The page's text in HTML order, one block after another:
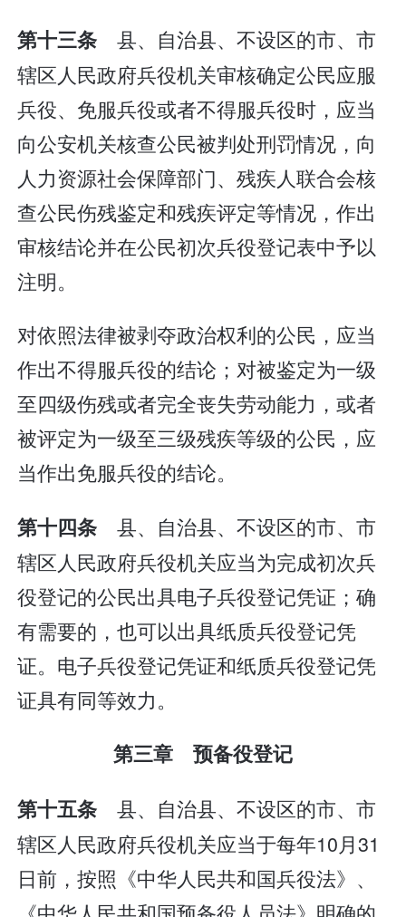
第十三条县、自治县、不设区的市、市
辖区人民政府兵役机关审核确定公民应服
兵役、免服兵役或者不得服兵役时，应当
向公安机关核查公民被判处刑罚情况，向
人力资源社会保障部门、残疾人联合会核
查公民伤残鉴定和残疾评定等情况，作出
审核结论并在公民初次兵役登记表中予以
注明。
对依照法律被剥夺政治权利的公民，应当
作出不得服兵役的结论；对被鉴定为一级
至四级伤残或者完全丧失劳动能力，或者
被评定为一级至三级残疾等级的公民，应
当作出免服兵役的结论。
第十四条县、自治县、不设区的市、市
辖区人民政府兵役机关应当为完成初次兵
役登记的公民出具电子兵役登记凭证；确
有需要的，也可以出具纸质兵役登记凭
证。电子兵役登记凭证和纸质兵役登记凭
证具有同等效力。
第三章 预备役登记
第十五条县、自治县、不设区的市、市
辖区人民政府兵役机关应当于每年10月31
日前，按照《中华人民共和国兵役法》、